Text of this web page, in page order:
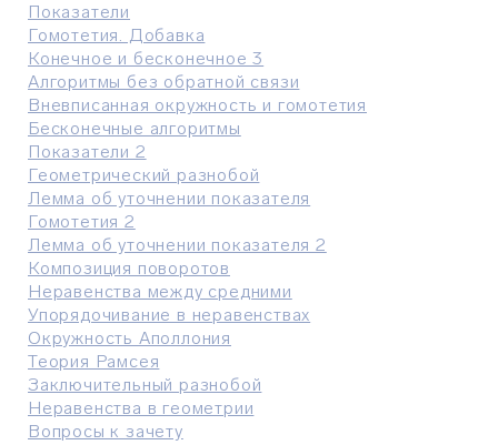
Показатели
Гомотетия. Добавка
Конечное и бесконечное 3
Алгоритмы без обратной связи
Вневписанная окружность и гомотетия
Бесконечные алгоритмы
Показатели 2
Геометрический разнобой
Лемма об уточнении показателя
Гомотетия 2
Лемма об уточнении показателя 2
Композиция поворотов
Неравенства между средними
Упорядочивание в неравенствах
Окружность Аполлония
Теория Рамсея
Заключительный разнобой
Неравенства в геометрии
Вопросы к зачету